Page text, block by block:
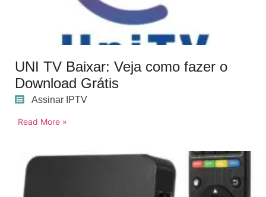
UNI TV Baixar: Veja como fazer o
Download Grátis
Assinar IPTV
Read More »